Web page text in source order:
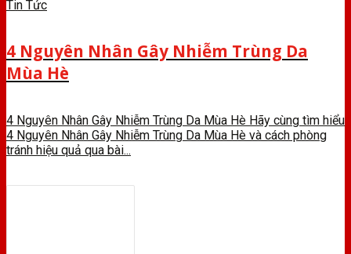
Tin Tức
4 Nguyên Nhân Gây Nhiễm Trùng Da
Mùa Hè
4 Nguyên Nhân Gây Nhiễm Trùng Da Mùa Hè Hãy cùng tìm hiểu
4 Nguyên Nhân Gây Nhiễm Trùng Da Mùa Hè và cách phòng
tránh hiệu quả qua bài...